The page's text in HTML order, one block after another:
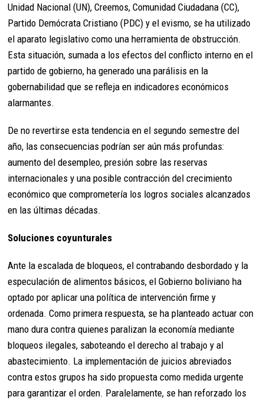
Unidad Nacional (UN), Creemos, Comunidad Ciudadana (CC),
Partido Demócrata Cristiano (PDC) y el evismo, se ha utilizado
el aparato legislativo como una herramienta de obstrucción.
Esta situación, sumada a los efectos del conflicto interno en el
partido de gobierno, ha generado una parálisis en la
gobernabilidad que se refleja en indicadores económicos
alarmantes.
De no revertirse esta tendencia en el segundo semestre del
año, las consecuencias podrían ser aún más profundas:
aumento del desempleo, presión sobre las reservas
internacionales y una posible contracción del crecimiento
económico que comprometería los logros sociales alcanzados
en las últimas décadas.
Soluciones coyunturales
Ante la escalada de bloqueos, el contrabando desbordado y la
especulación de alimentos básicos, el Gobierno boliviano ha
optado por aplicar una política de intervención firme y
ordenada. Como primera respuesta, se ha planteado actuar con
mano dura contra quienes paralizan la economía mediante
bloqueos ilegales, saboteando el derecho al trabajo y al
abastecimiento. La implementación de juicios abreviados
contra estos grupos ha sido propuesta como medida urgente
para garantizar el orden. Paralelamente, se han reforzado los